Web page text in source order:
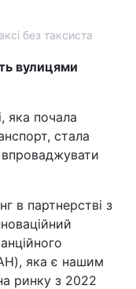
без таксиста
вулицями
яка почала
стала
впроваджувати
в партнерстві з
яка є нашим
ринку з 2022